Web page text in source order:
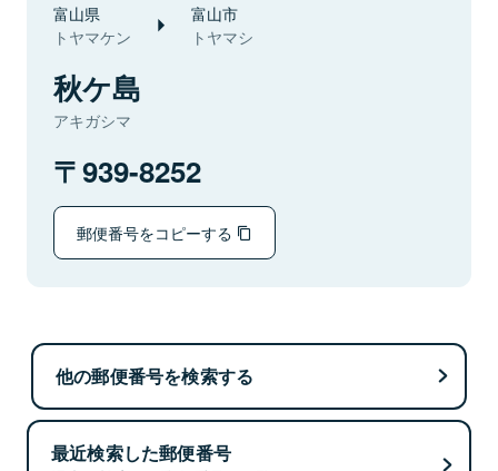
富山県
トヤマケン
富山市
トヤマシ
秋ケ島
アキガシマ
939-8252
郵便番号をコピーする
他の郵便番号を検索する
最近検索した郵便番号